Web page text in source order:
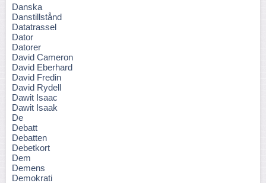
Danska
Danstillstånd
Datatrassel
Dator
Datorer
David Cameron
David Eberhard
David Fredin
David Rydell
Dawit Isaac
Dawit Isaak
De
Debatt
Debatten
Debetkort
Dem
Demens
Demokrati